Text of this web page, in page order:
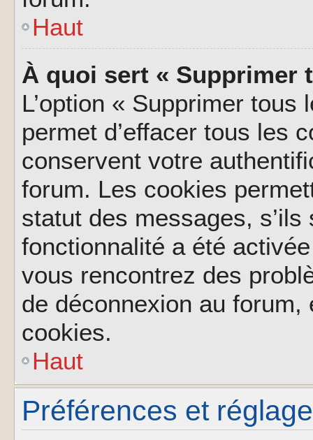
Haut
À quoi sert « Supprimer
L’option « Supprimer
permet d’effacer tous les
conservent votre
forum. Les cookies
statut des messages,
fonctionnalité a été
vous rencontrez des
de déconnexion au
cookies.
Haut
Préférences et